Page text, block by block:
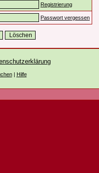
Registrierung
Passwort vergessen
| Hilfe